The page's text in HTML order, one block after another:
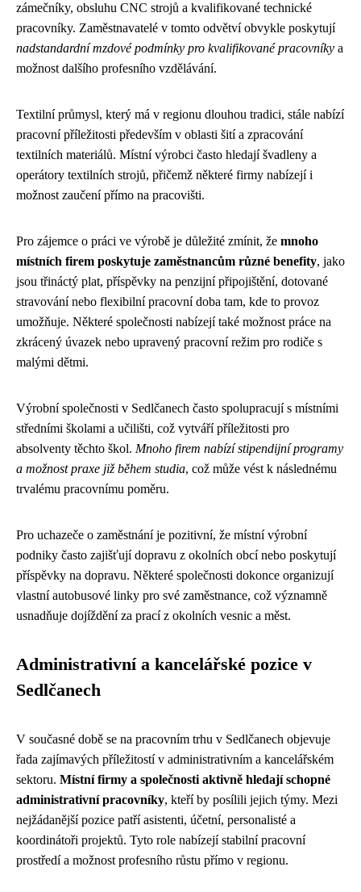
zámečníky, obsluhu CNC strojů a kvalifikované technické
pracovníky. Zaměstnavatelé v tomto odvětví obvykle poskytují
nadstandardní mzdové podmínky pro kvalifikované pracovníky a
možnost dalšího profesního vzdělávání.
Textilní průmysl, který má v regionu dlouhou tradici, stále nabízí
pracovní příležitosti především v oblasti šití a zpracování
textilních materiálů. Místní výrobci často hledají švadleny a
operátory textilních strojů, přičemž některé firmy nabízejí i
možnost zaučení přímo na pracovišti.
Pro zájemce o práci ve výrobě je důležité zmínit, že mnoho
místních firem poskytuje zaměstnancům různé benefity, jako
jsou třináctý plat, příspěvky na penzijní připojištění, dotované
stravování nebo flexibilní pracovní doba tam, kde to provoz
umožňuje. Některé společnosti nabízejí také možnost práce na
zkrácený úvazek nebo upravený pracovní režim pro rodiče s
malými dětmi.
Výrobní společnosti v Sedlčanech často spolupracují s místními
středními školami a učilišti, což vytváří příležitosti pro
absolventy těchto škol. Mnoho firem nabízí stipendijní programy
a možnost praxe již během studia, což může vést k následnému
trvalému pracovnímu poměru.
Pro uchazeče o zaměstnání je pozitivní, že místní výrobní
podniky často zajišťují dopravu z okolních obcí nebo poskytují
příspěvky na dopravu. Některé společnosti dokonce organizují
vlastní autobusové linky pro své zaměstnance, což významně
usnadňuje dojíždění za prací z okolních vesnic a měst.
Administrativní a kancelářské pozice v
Sedlčanech
V současné době se na pracovním trhu v Sedlčanech objevuje
řada zajímavých příležitostí v administrativním a kancelářském
sektoru. Místní firmy a společnosti aktivně hledají schopné
administrativní pracovníky, kteří by posílili jejich týmy. Mezi
nejžádanější pozice patří asistenti, účetní, personalisté a
koordinátoři projektů. Tyto role nabízejí stabilní pracovní
prostředí a možnost profesního růstu přímo v regionu.